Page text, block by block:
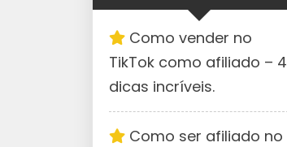
Como vender no
TikTok como afiliado – 4
dicas incríveis.
Como ser afiliado no